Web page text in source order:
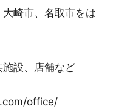
崎市、名取市をは
設、店舗など
office/